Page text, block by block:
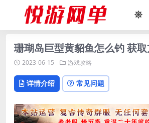
珊瑚岛巨型黄貂鱼怎么钓 获
2023-06-15 游戏攻略
详情介绍 常见问题